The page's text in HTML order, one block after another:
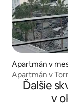
Apartmán v
Apartmán v
Ďalšie
v